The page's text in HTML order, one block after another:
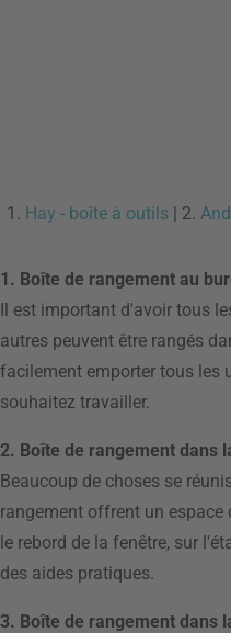
1. Hay - boîte à outils| 2.
1. Boîte de rangement au
Il est important d'avoir tous
autres peuvent être rangés
facilement emporter tous les
souhaitez travailler.
2. Boîte de rangement dans
Beaucoup de choses se
rangement offrent un espace
le rebord de la fenêtre, sur
des aides pratiques.
3. Boîte de rangement dans